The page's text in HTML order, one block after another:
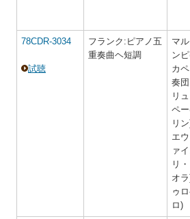
78CDR-3034
試聴
フランク:ピアノ五
重奏曲ヘ短調
マ
ン
カ
奏団
リ
ペ
リ
エ
ァ
リ
オ
ゥ
ロ)